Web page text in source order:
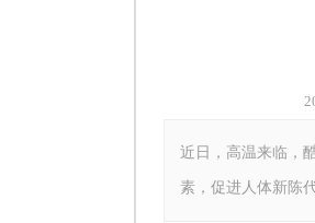
近日，高温来临，
素，促进人体新陈